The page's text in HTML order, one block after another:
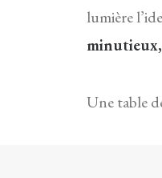
lumière
Une table